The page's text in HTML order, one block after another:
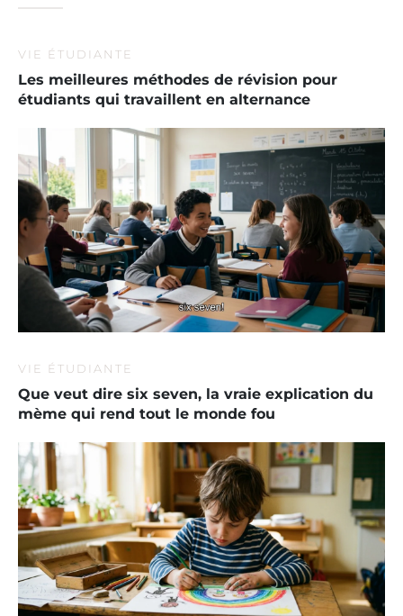
VIE ÉTUDIANTE
Les meilleures méthodes de révision pour
étudiants qui travaillent en alternance
VIE ÉTUDIANTE
Que veut dire six seven, la vraie explication du
mème qui rend tout le monde fou